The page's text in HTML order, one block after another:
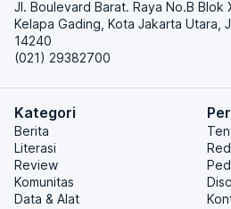
Jl. Boulevard Barat. Raya No.B Blok
Kelapa Gading, Kota Jakarta Utara,
14240
(021) 29382700
Kategori
Berita
Literasi
Review
Komunitas
Data & Alat